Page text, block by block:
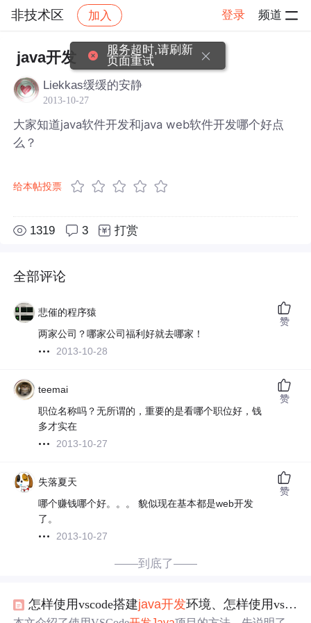
非技术区 加入 登录 频道
社区 非技术区 帖子详情
java开发
Liekkas缓缓的安静
2013-10-27
大家知道java软件开发和java web软件开发哪个好点
么？
给本帖投票
1319 3 打赏
全部评论
悲催的程序猿
两家公司？哪家公司福利好就去哪家！
2013-10-28
赞
teemai
职位名称吗？无所谓的，重要的是看哪个职位好，钱
多才实在
2013-10-27
赞
失落夏天
哪个赚钱哪个好。。。 貌似现在基本都是web开发
了。
2013-10-27
赞
——到底了——
怎样使用vscode搭建java开发环境、怎样使用vscode
服务超时,请刷新
页面重试